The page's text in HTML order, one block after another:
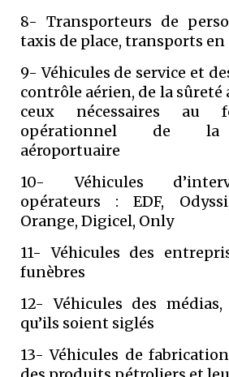
8- Transporteurs de
taxis de place, transports en
9- Véhicules de service et
contrôle aérien, de la
ceux nécessaires au
opérationnel de la
aéroportuaire
10- Véhicules
opérateurs : EDF,
Orange, Digicel, Only
11- Véhicules des
funèbres
12- Véhicules des
qu’ils soient siglés
13- Véhicules de